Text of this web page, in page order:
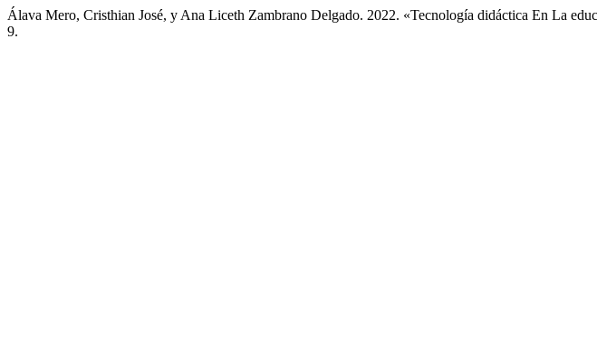
Álava Mero, Cristhian José, y Ana Liceth Zambrano Delgado. 2022. «Tecnología didáctica En La
9.